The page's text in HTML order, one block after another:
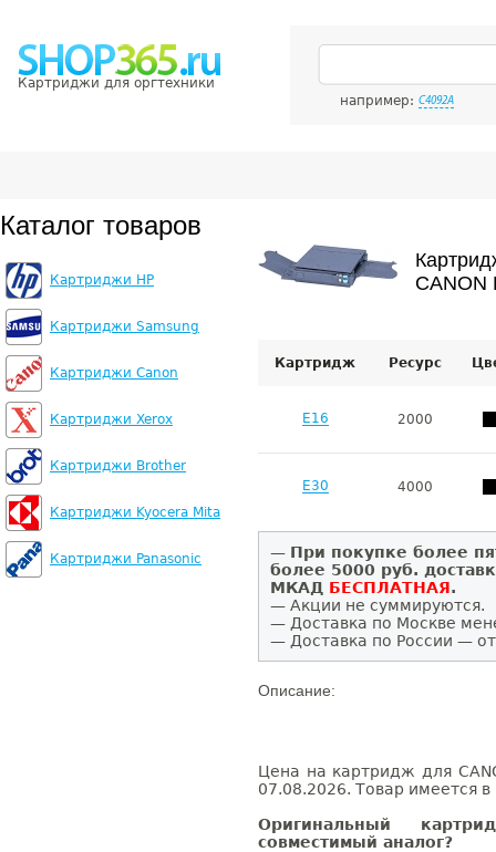
Картриджи для оргтехники
например: C4092A
Каталог товаров
Картриджи HP
Картриджи Samsung
Картриджи Canon
Картриджи Xerox
Картриджи Brother
Картриджи Kyocera Mita
Картриджи Panasonic
CANON
Картридж Ресурс
E16 2000
E30 4000
— При покупке более
более 5000 руб.
МКАД БЕСПЛАТНАЯ.
— Акции не суммируются.
— Доставка по Москве
— Доставка по России —
Описание:
Цена на картридж для
07.08.2026. Товар имеется в
Оригинальный
совместимый аналог?